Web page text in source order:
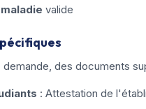
valide
des documents
: Attestation de